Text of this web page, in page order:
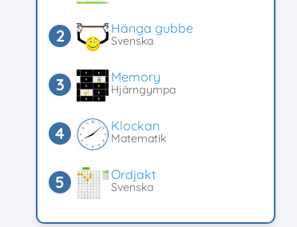
Hänga gubbe
Svenska
Memory
Hjärngympa
Klockan
Matematik
Ordjakt
Svenska